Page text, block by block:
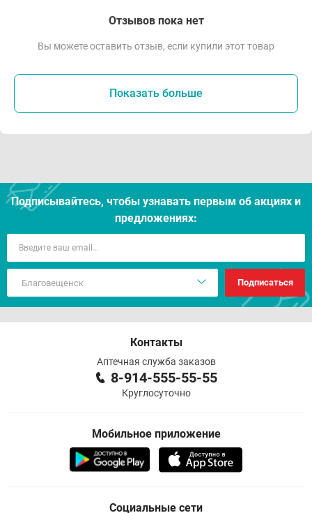
Отзывов пока нет
Вы можете оставить отзыв, если купили этот товар
Показать больше
Подписывайтесь, чтобы узнавать первым об акцияx и
предложениях:
Подписаться
Контакты
Аптечная служба заказов
8-914-555-55-55
Круглосуточно
Мобильное приложение
Социальные сети